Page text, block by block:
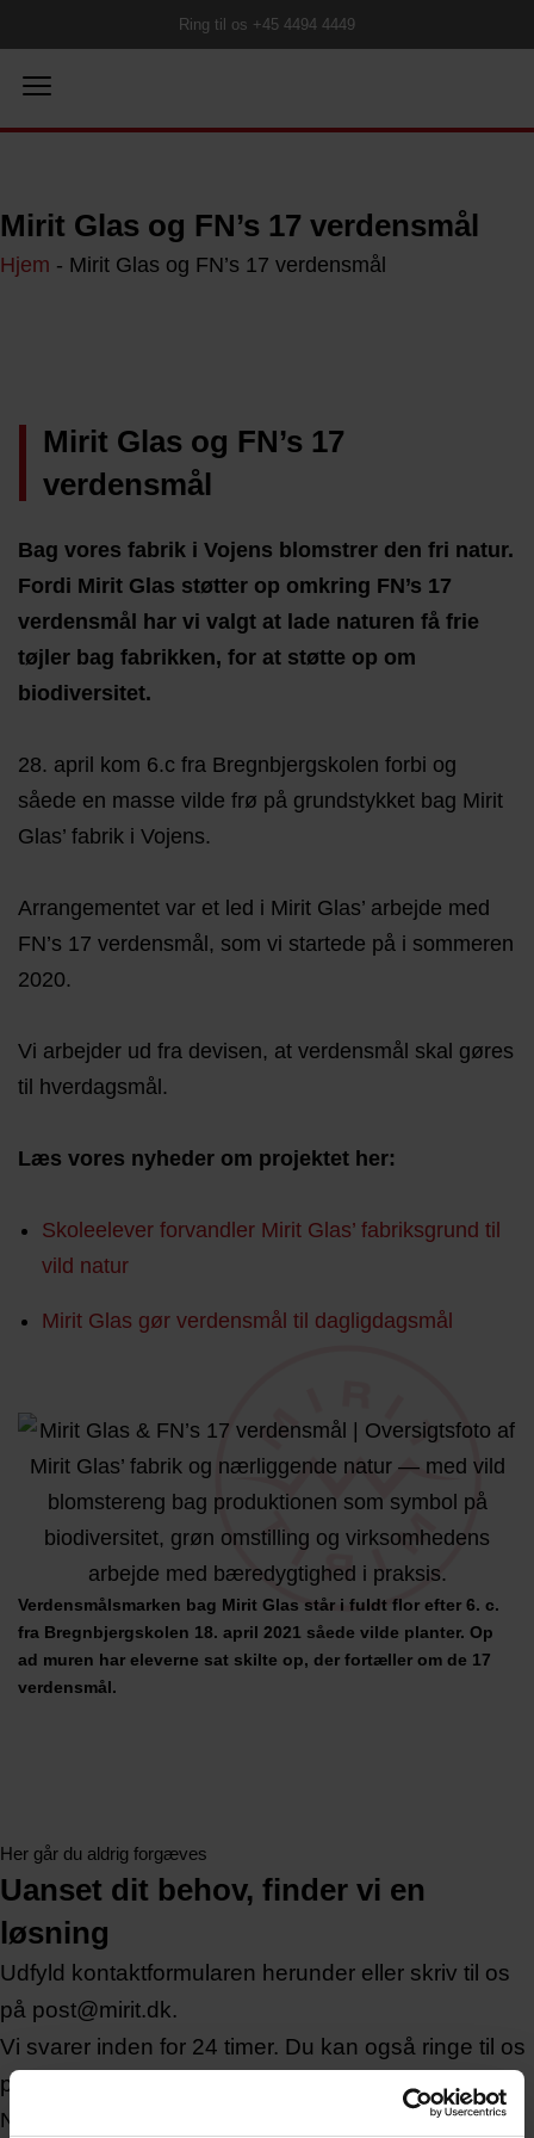
Ring til os +45 4494 4449
Mirit Glas og FN’s 17 verdensmål
Hjem - Mirit Glas og FN’s 17 verdensmål
Mirit Glas og FN’s 17
verdensmål
Bag vores fabrik i Vojens blomstrer den fri natur.
Fordi Mirit Glas støtter op omkring FN’s 17
verdensmål har vi valgt at lade naturen få frie
tøjler bag fabrikken, for at støtte op om
biodiversitet.
28. april kom 6.c fra Bregnbjergskolen forbi og
såede en masse vilde frø på grundstykket bag Mirit
Glas’ fabrik i Vojens.
Arrangementet var et led i Mirit Glas’ arbejde med
FN’s 17 verdensmål, som vi startede på i sommeren
2020.
Vi arbejder ud fra devisen, at verdensmål skal gøres
til hverdagsmål.
Læs vores nyheder om projektet her:
Skoleelever forvandler Mirit Glas’ fabriksgrund til
vild natur
Mirit Glas gør verdensmål til dagligdagsmål
Verdensmålsmarken bag Mirit Glas står i fuldt flor efter 6. c.
fra Bregnbjergskolen 18. april 2021 såede vilde planter. Op
ad muren har eleverne sat skilte op, der fortæller om de 17
verdensmål.
Her går du aldrig forgæves
Uanset dit behov, finder vi en
løsning
Udfyld kontaktformularen herunder eller skriv til os
på post@mirit.dk.
Vi svarer inden for 24 timer. Du kan også ringe til os
på +45 4494 4449
Navn